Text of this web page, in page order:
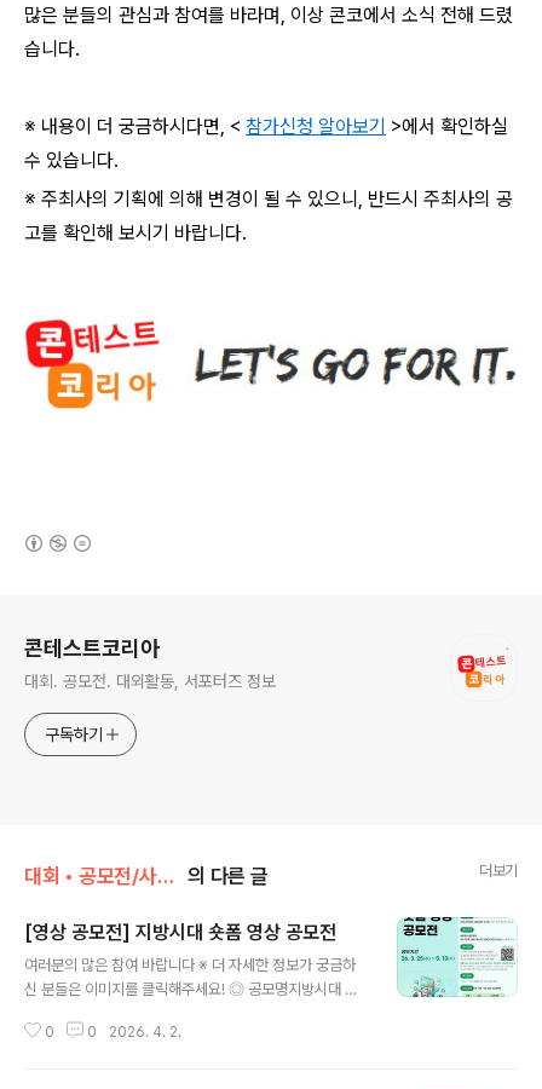
많은 분들의 관심과 참여를 바라며, 이상 콘코에서 소식 전해 드렸
습니다.
※ 내용이 더 궁금하시다면, < 참가신청 알아보기 >에서 확인하실
수 있습니다.
※ 주최사의 기획에 의해 변경이 될 수 있으니, 반드시 주최사의 공
고를 확인해 보시기 바랍니다.
콘테스트코리아
대회. 공모전. 대외활동, 서포터즈 정보
구독하기
대회 • 공모전/사진 • 영상 의 다른 글 더보기
[영상 공모전] 지방시대 숏폼 영상 공모전
여러분의 많은 참여 바랍니다 ※ 더 자세한 정보가 궁금하
신 분들은 이미지를 클릭해주세요! ◎ 공모명지방시대 숏
13일(수) 18:00까지 ◎ 공모분야15~90초 분량의 세로
0 0 2026. 4. 2.